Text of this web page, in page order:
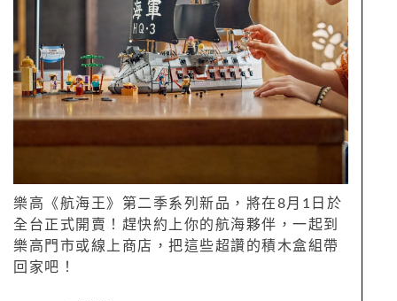
樂高《航海王》第二季系列新品，將在8月1日於
全台正式開賣！趕快約上你的航海夥伴，一起到
樂高門市或線上商店，把這些超讚的積木盒組帶
回家吧！